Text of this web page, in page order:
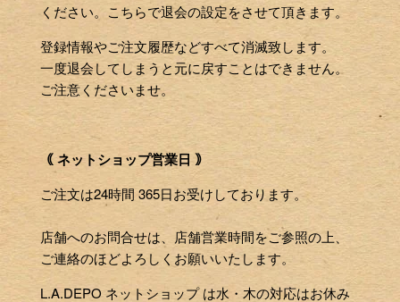
ください。こちらで退会の設定をさせて頂きます。
登録情報やご注文履歴などすべて消滅致します。
一度退会してしまうと元に戻すことはできません。
ご注意くださいませ。
｟ ネットショップ営業日 ｠
ご注文は24時間 365日お受けしております。
店舗へのお問合せは、店舗営業時間をご参照の上、
ご連絡のほどよろしくお願いいたします。
L.A.DEPO ネットショップ は水・木の対応はお休み